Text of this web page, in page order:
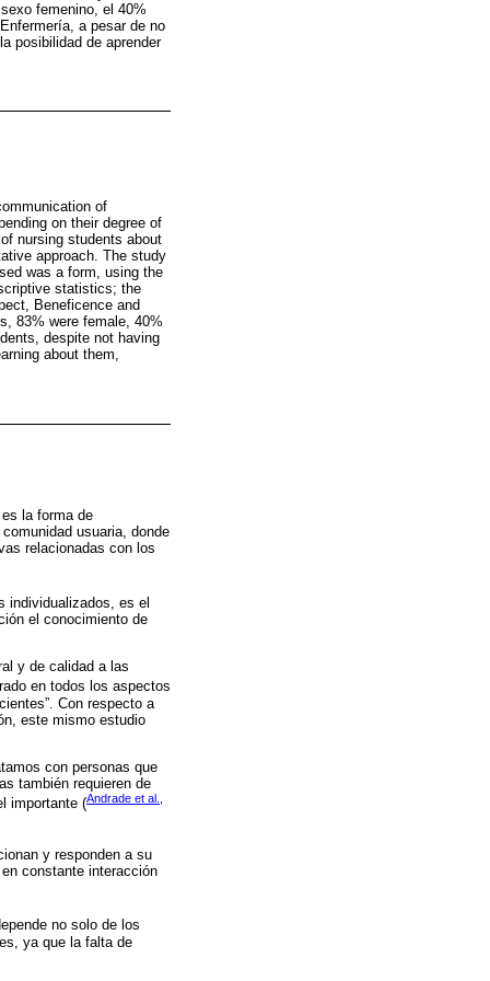
femenino, el 40%
a pesar de no
posibilidad de aprender
of
on their degree of
nursing students about
approach. The study
was a form, using the
statistics; the
Beneficence and
83% were female, 40%
despite not having
about them,
la forma de
usuaria, donde
relacionadas con los
individualizados, es el
el conocimiento de
y de calidad a las
en todos los aspectos
Con respecto a
este mismo estudio
con personas que
también requieren de
importante (Andrade et al.,
y responden a su
constante interacción
no solo de los
ya que la falta de